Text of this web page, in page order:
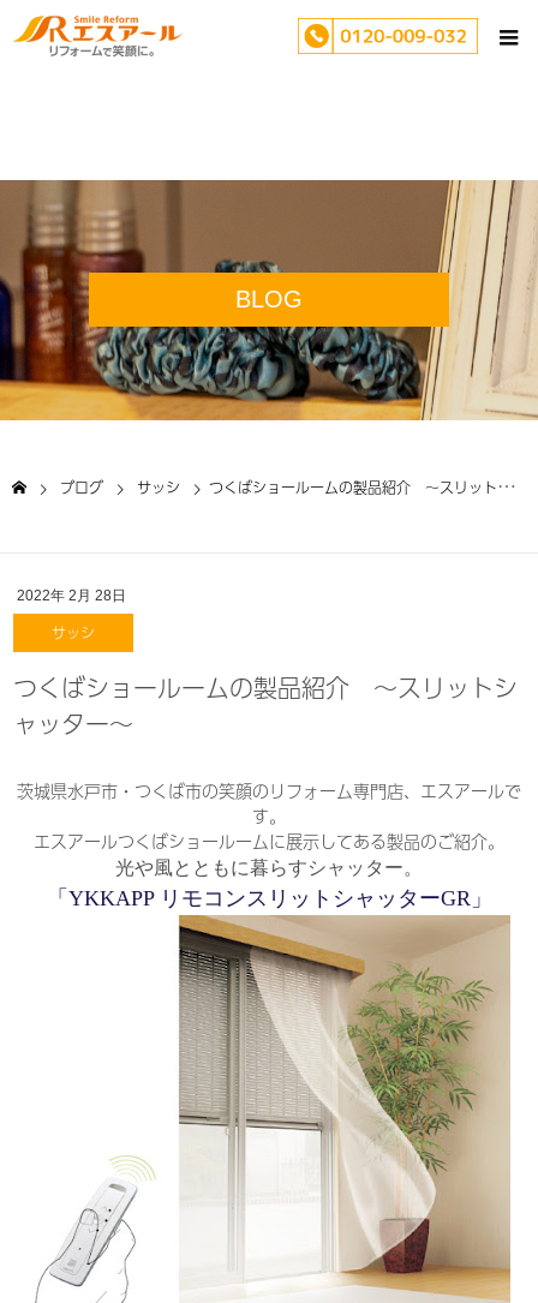
BLOG
ブログ サッシ つくばショールームの製品紹介 ～スリットシャッター～
2022年 2月 28日
サッシ
つくばショールームの製品紹介 ～スリットシ
ャッター～
茨城県水戸市・つくば市の笑顔のリフォーム専門店、エスアールで
す。
エスアールつくばショールームに展示してある製品のご紹介。
光や風とともに暮らすシャッター。
「YKKAPP リモコンスリットシャッターGR」